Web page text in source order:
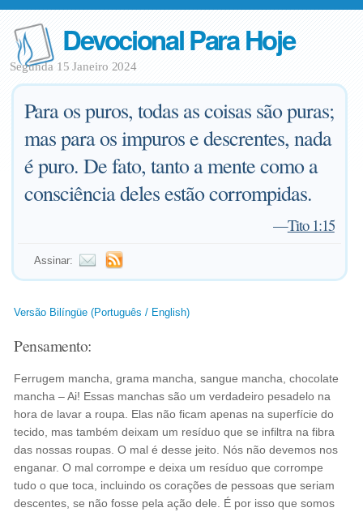
Devocional Para Hoje
Segunda 15 Janeiro 2024
Para os puros, todas as coisas são puras;
mas para os impuros e descrentes, nada
é puro. De fato, tanto a mente como a
consciência deles estão corrompidas.
—Tito 1:15
Assinar:
Versão Bilíngüe (Português / English)
Pensamento:
Ferrugem mancha, grama mancha, sangue mancha, chocolate
mancha – Ai! Essas manchas são um verdadeiro pesadelo na
hora de lavar a roupa. Elas não ficam apenas na superfície do
tecido, mas também deixam um resíduo que se infiltra na fibra
das nossas roupas. O mal é desse jeito. Nós não devemos nos
enganar. O mal corrompe e deixa um resíduo que corrompe
tudo o que toca, incluindo os corações de pessoas que seriam
descentes, se não fosse pela ação dele. É por isso que somos